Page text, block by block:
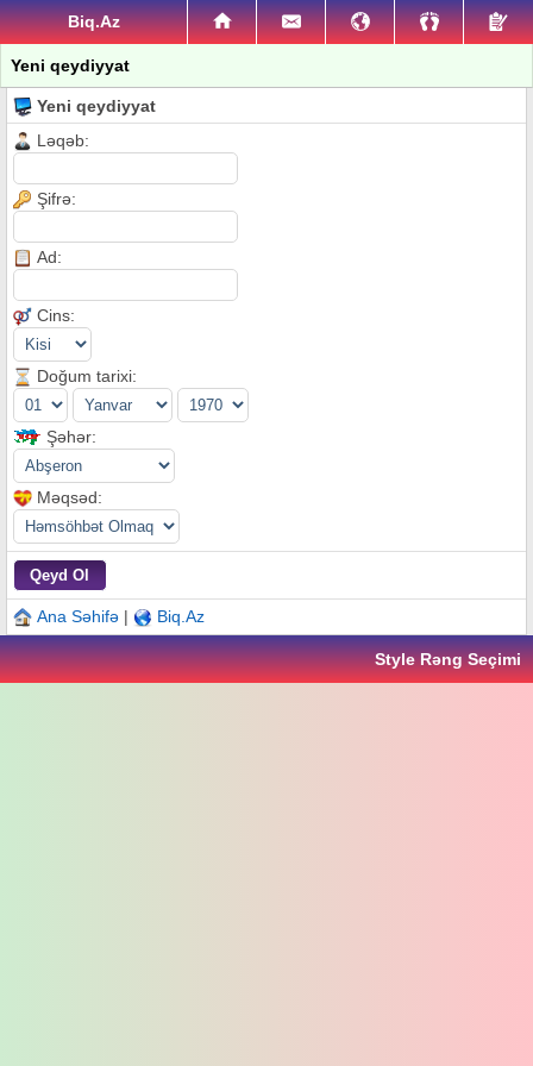
Biq.Az
Yeni qeydiyyat
Yeni qeydiyyat
Ləqəb:
Şifrə:
Ad:
Cins:
Doğum tarixi:
Şəhər:
Məqsəd:
Ana Səhifə | Biq.Az
Style Rəng Seçimi